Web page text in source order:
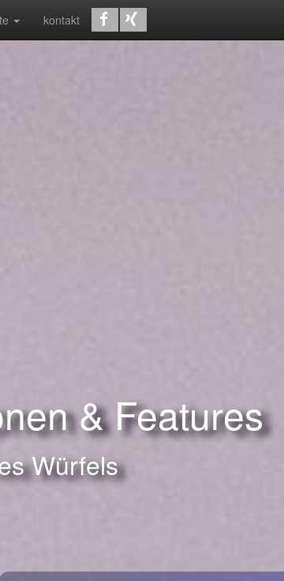
kontakt
& Features
Würfels